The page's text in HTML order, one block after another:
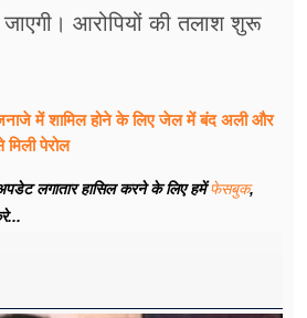
जाएगी। आरोपियों की तलाश शुरू
में शामिल होने के लिए जेल में बंद अली और
मिली पेरोल
लगातार हासिल करने के लिए हमेंफेसबुक,